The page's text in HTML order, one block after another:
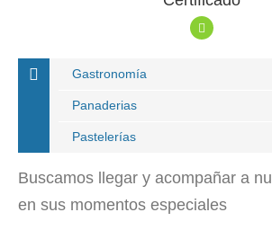
Gastronomía
Panaderias
Pastelerías
Buscamos llegar y acompañar a
en sus momentos especiales